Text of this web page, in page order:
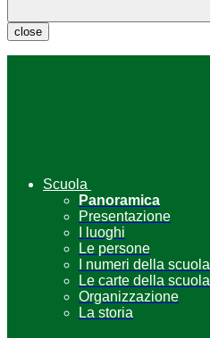
close
Scuola
Panoramica
Presentazione
I luoghi
Le persone
I numeri della scuola
Le carte della scuola
Organizzazione
La storia